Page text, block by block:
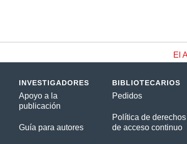
El
INVESTIGADORES
Apoyo a la
publicación
Guía para autores
BIBLIOTECARIOS
Pedidos
Política de derechos
de acceso continuo